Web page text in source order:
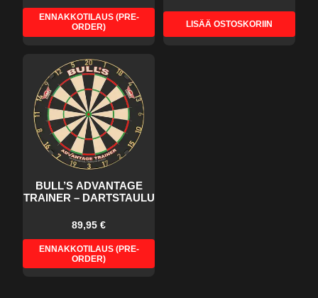
ENNAKKOTILAUS (PRE-
ORDER)
LISÄÄ OSTOSKORIIN
BULL’S ADVANTAGE
TRAINER – DARTSTAULU
89,95 €
ENNAKKOTILAUS (PRE-
ORDER)